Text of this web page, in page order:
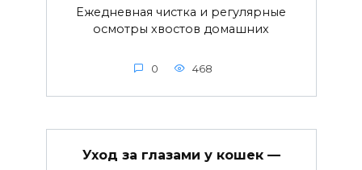
Ежедневная чистка и регулярные
осмотры хвостов домашних
0 468
Уход за глазами у кошек —